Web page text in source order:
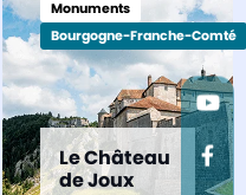
Monuments
Bourgogne-Franche-Comté
Le Château
de Joux